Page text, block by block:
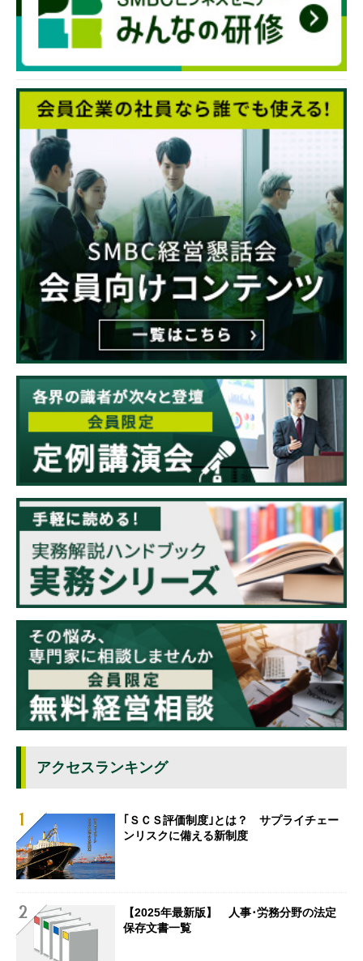
アクセスランキング
｢ＳＣＳ評価制度｣とは？ サプライチェー
ンリスクに備える新制度
【2025年最新版】 人事･労務分野の法定
保存文書一覧